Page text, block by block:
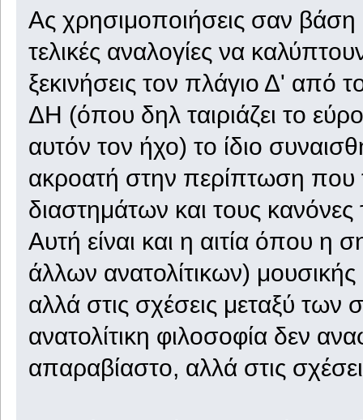
Ας χρησιμοποιήσεις σαν βάση
τελικές αναλογίες να
ξεκινήσεις τον πλάγιο Δ' από
ΔΗ (όπου δηλ ταιριάζει το
αυτόν τον ήχο) το ίδιο
ακροατή στην περίπτωση που
διαστημάτων και τους
Αυτή είναι και η αιτία όπου η
άλλων ανατολίτικων)
αλλά στις σχέσεις μεταξύ των
ανατολίτικη φιλοσοφία δεν
απαραβίαστο, αλλά στις